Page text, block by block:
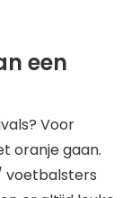
een
Voor
oranje gaan.
voetbalsters